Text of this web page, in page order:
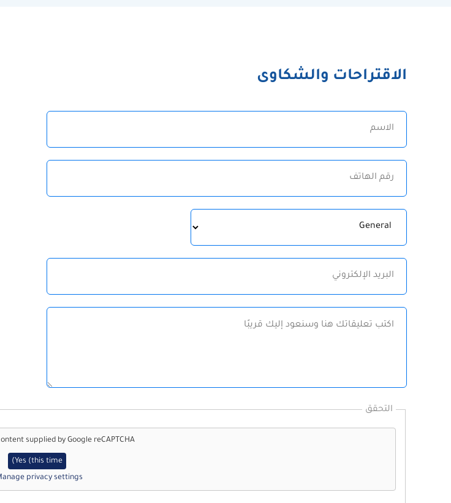
الاقتراحات والشكاوى
الاسم
الهاتف
الموضوع
البريد
الإلكتروني
الرسالة
التحقق
supplied by Google reCAPTCHA
Yes (this time)
privacy settings